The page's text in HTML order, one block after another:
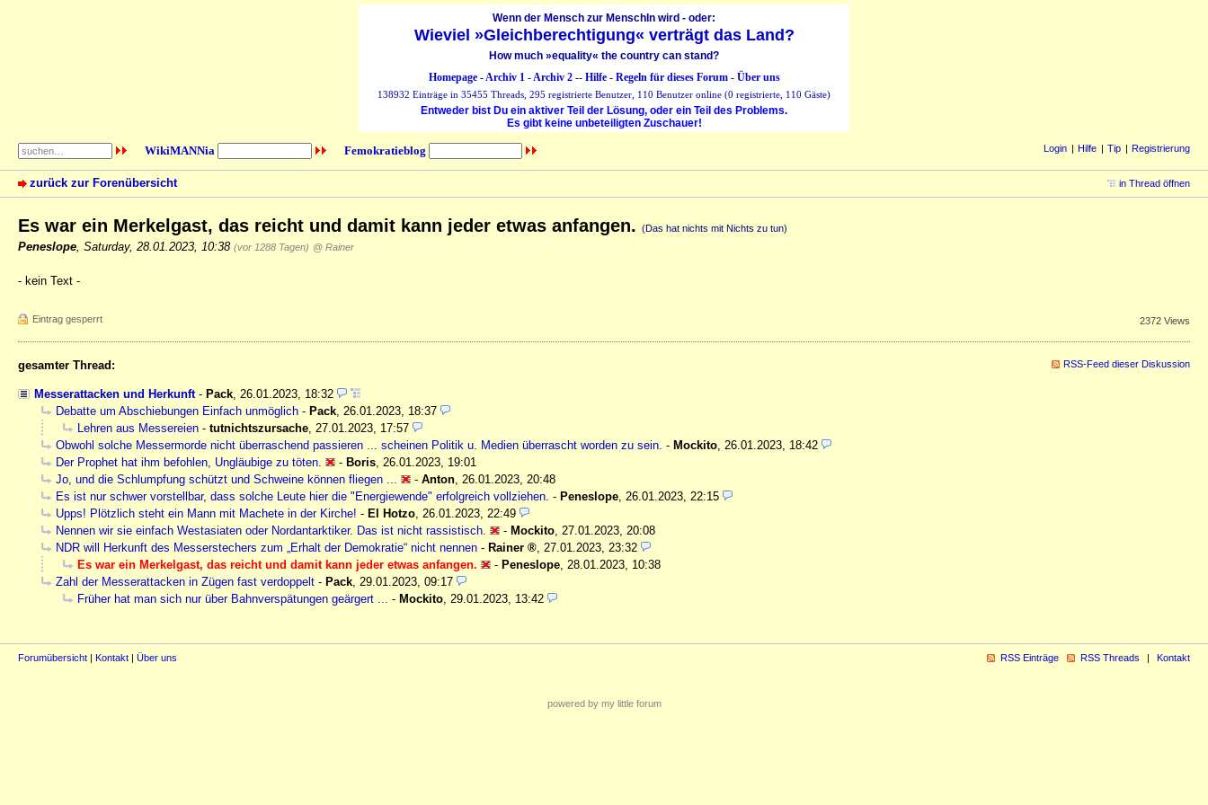
Wenn der Mensch zur MenschIn wird - oder:
Wieviel »Gleichberechtigung« verträgt das Land?
How much »equality« the country can stand?
Homepage-Archiv 1-Archiv 2-- Hilfe- Regeln für dieses Forum- Über uns
138932 Einträge in 35455 Threads, 295 registrierte Benutzer, 110 Benutzer online (0 registrierte, 110 Gäste)
Entweder bist Du ein aktiver Teil der Lösung, oder ein Teil des Problems.
Es gibt keine unbeteiligten Zuschauer!
WikiMANNia Femokratieblog Login Hilfe Tip Registrierung
zurück zur Forenübersicht in Thread öffnen
Es war ein Merkelgast, das reicht und damit kann jeder etwas anfangen. (Das hat nichts mit Nichts zu tun)
Peneslope Saturday, 28.01.2023, 10:38 (vor 1288 Tagen) @ Rainer
- kein Text -
Eintrag gesperrt 2372 Views
gesamter Thread: RSS-Feed dieser Diskussion
Messerattacken und Herkunft- Pack 26.01.2023, 18:32
Debatte um Abschiebungen Einfach unmöglich - Pack 26.01.2023, 18:37
Lehren aus Messereien - tutnichtszursache 27.01.2023, 17:57
Obwohl solche Messermorde nicht überraschend passieren ... scheinen Politik u. Medien überrascht worden zu sein. - Mockito 26.01.2023, 18:42
Der Prophet hat ihm befohlen, Ungläubige zu töten.
- Boris 26.01.2023, 19:01
Jo, und die Schlumpfung schützt und Schweine können fliegen ...
- Anton 26.01.2023, 20:48
Es ist nur schwer vorstellbar, dass solche Leute hier die "Energiewende" erfolgreich vollziehen. - Peneslope 26.01.2023, 22:15
Upps! Plötzlich steht ein Mann mit Machete in der Kirche! - El Hotzo 26.01.2023, 22:49
Nennen wir sie einfach Westasiaten oder Nordantarktiker. Das ist nicht rassistisch.
- Mockito 27.01.2023, 20:08
NDR will Herkunft des Messerstechers zum „Erhalt der Demokratie“ nicht nennen - Rainer
27.01.2023, 23:32
Es war ein Merkelgast, das reicht und damit kann jeder etwas anfangen.
- Peneslope 28.01.2023, 10:38
Zahl der Messerattacken in Zügen fast verdoppelt - Pack 29.01.2023, 09:17
Früher hat man sich nur über Bahnverspätungen geärgert ...
- Mockito 29.01.2023, 13:42
Forumübersicht | Kontakt | Über uns RSS Einträge RSS Threads Kontakt
powered by my little forum